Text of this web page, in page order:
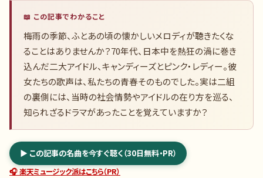
📖 この記事でわかること
梅雨の季節、ふとあの頃の懐かしいメロディが聴きたくな
ることはありませんか？70年代、日本中を熱狂の渦に巻き
込んだ二大アイドル、キャンディーズとピンク・レディー。彼
女たちの歌声は、私たちの青春そのものでした。実は二組
の裏側には、当時の社会情勢やアイドルの在り方を巡る、
知られざるドラマがあったことを覚えていますか？
▶ この記事の名曲を今すぐ聴く（30日無料・PR）
🎧 楽天ミュージック派はこちら（PR）